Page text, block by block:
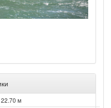
22.70 м